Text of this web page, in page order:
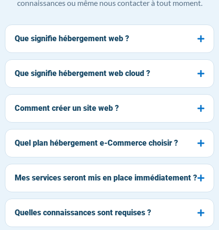
connaissances ou même nous contacter à tout moment.
Que signifie hébergement web ?
Que signifie hébergement web cloud ?
Comment créer un site web ?
Quel plan hébergement e-Commerce choisir ?
Mes services seront mis en place immédiatement ?
Quelles connaissances sont requises ?